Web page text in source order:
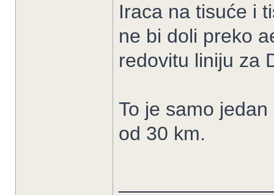
Iraca na tisuće i
ne bi doli preko
redovitu liniju za
To je samo
od 30 km.